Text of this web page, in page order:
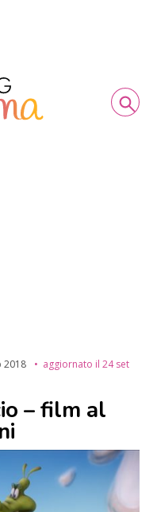
2018 aggiornato il24 set
– film al